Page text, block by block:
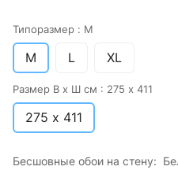
Типоразмер : M
M L XL
Размер В х Ш см : 275 х 411
275 х 411
Бесшовные обои на стену: